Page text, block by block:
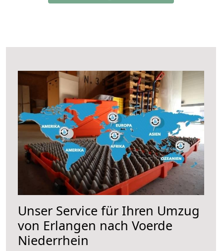
Unser Service für Ihren Umzug
von Erlangen nach Voerde
Niederrhein